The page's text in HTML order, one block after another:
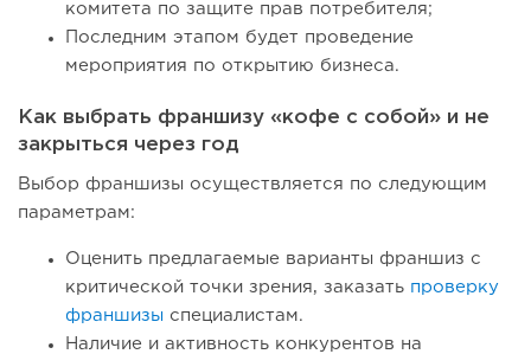
комитета по защите прав потребителя;
Последним этапом будет проведение
мероприятия по открытию бизнеса.
Как выбрать франшизу «кофе с собой» и не
закрыться через год
Выбор франшизы осуществляется по следующим
параметрам:
Оценить предлагаемые варианты франшиз с
критической точки зрения, заказать проверку
франшизы специалистам.
Наличие и активность конкурентов на